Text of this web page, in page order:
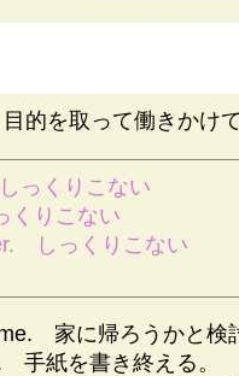
的を取って働きかけ
っくりこない
くりこない
しっくりこない
家に帰ろうかと検
手紙を書き終える。